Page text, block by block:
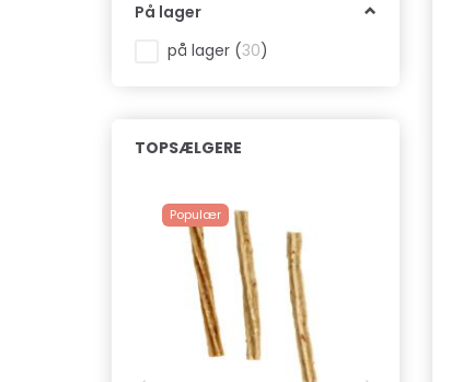
På lager
på lager (30)
TOPSÆLGERE
Populær